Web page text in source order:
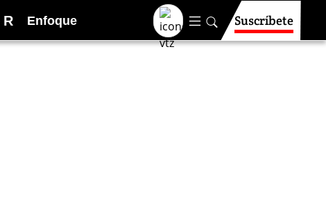
R Enfoque Suscríbete